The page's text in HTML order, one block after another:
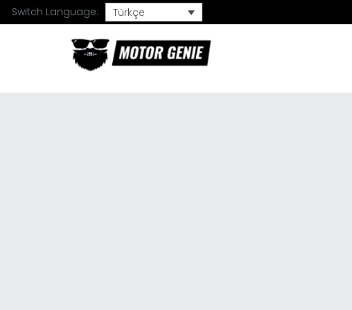
Switch Language: Türkçe